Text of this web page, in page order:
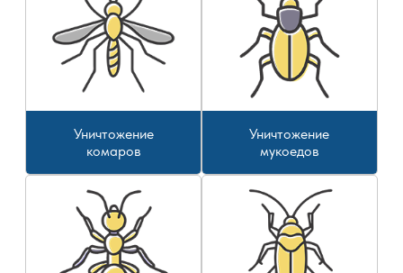
Уничтожение
комаров
Уничтожение
мукоедов